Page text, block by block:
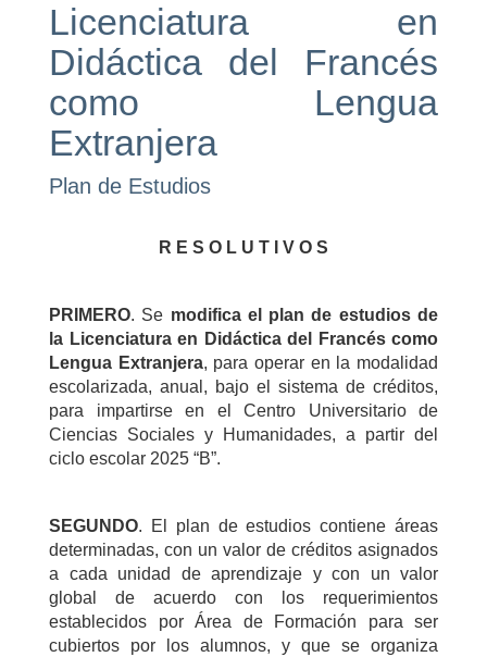
Licenciatura en
Didáctica del Francés
como Lengua
Extranjera
Plan de Estudios
R E S O L U T I V O S
PRIMERO. Se modifica el plan de estudios de
la Licenciatura en Didáctica del Francés como
Lengua Extranjera, para operar en la modalidad
escolarizada, anual, bajo el sistema de créditos,
para impartirse en el Centro Universitario de
Ciencias Sociales y Humanidades, a partir del
ciclo escolar 2025 “B”.
SEGUNDO. El plan de estudios contiene áreas
determinadas, con un valor de créditos asignados
a cada unidad de aprendizaje y con un valor
global de acuerdo con los requerimientos
establecidos por Área de Formación para ser
cubiertos por los alumnos, y que se organiza